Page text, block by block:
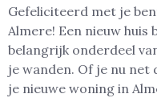
Gefeliciteerd met je
Almere! Een nieuw
belangrijk onderdeel
je wanden. Of je nu net
je nieuwe woning in